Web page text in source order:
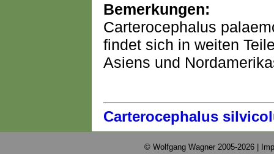
Bemerkungen:
Carterocephalus
findet sich in weiten
Asiens und
Carterocephalus
© Wolfgang Wagner 2005-2026 |